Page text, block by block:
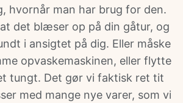
hvornår man har brug for den.
det blæser op på din gåtur, og
i ansigtet på dig. Eller måske
opvaskemaskinen, eller flytte
tungt. Det gør vi faktisk ret tit
med mange nye varer, som vi